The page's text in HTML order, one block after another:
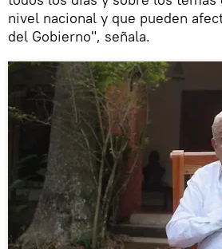
nivel nacional y que pueden
del Gobierno", señala.